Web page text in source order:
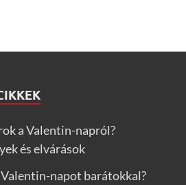
a Valentin-napról?
és elvárások
napot barátokkal?